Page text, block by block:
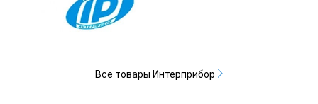
Предельное усилие вырыва анкера: ОНИКС-ОС
«50» 65 кН, ОНИКС-ОС «110» . Погрешность 2%.
Масса: ОНИКС ОС "50" 3,7кг, ОНИКС ОС "100" - 5,9
Все товары Интерприбор